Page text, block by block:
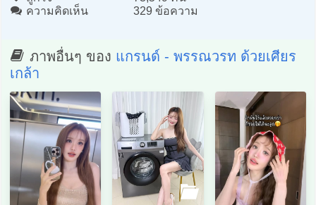
ความคิดเห็น
329 ข้อความ
ภาพอื่นๆ ของ แกรนด์ - พรรณวรท ด้วยเศียร
เกล้า